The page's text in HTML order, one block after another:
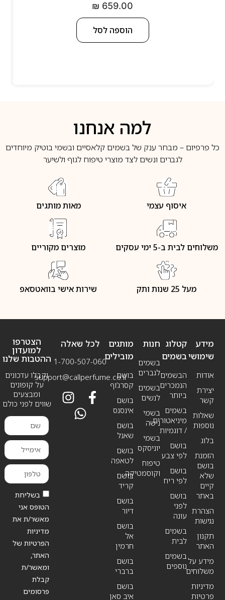
₪ 659.00
הוספה לסל
למה אנחנו
כל פרפיום – מבחר ענק של בשמים קלאסיים ובשמי בוטיק מיוחדים
לגברים ונשים לצד מוצרי טיפוח לגוף ולשיער
איסוף עצמי מאות מותגים
משלוחים לבית ב-5 ימי עסקים מוצרים מקוריים
מעל 25 שנות ותק שירות אישי בוואטסאפ
מידע
שימושי
אודות
יצירת
קשר
שאלות
נוספות
בלוג
הזמנת
בושם
שלא
קיים
באתר
הצהרת
נגישות
תקנון
האתר
מידע על
משלוחים
מדיניות
פרטיות
חנות
בשמים
לגברים
בשמים
לנשים
בשמי
נישה
בשמי
יוניסקס
טיפוח
וקוסמטיקה
קטלוג
בשמים
הבשמים
הנמכרים
ביותר
בשמים
מיניאטורים
/ דוגמיות
בושם
לפי צבע
בושם
לפי ריח
בושם
לפני
עונה
בשמים
לבית
בשמים
נוספים
מותגים
מובילים
בושם
קסרג’וף
בושם
אינסנס
בושם
שאנל
בושם
לטאפה
בושם
קריד
בושם
דיור
בושם
אל
חרמין
בושם
ברברי
בושם
איב סאן
לכל שאלה
1-700-507-060
support@callperfume.co.il
הצטרפו
למועדון
ההטבות שלנו
וקבלו עדכונים
על קופונים
ומבצעים
שווים לפני כולם
בשליחת
הטופס אני
מאשר/ת את
מדיניות
הפרטיות של
האתר,
ומאשר/ת
קבלת
פרסומים